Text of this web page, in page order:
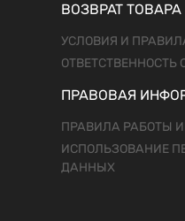
ВОЗВРАТ ТОВАРА
УСЛОВИЯ И
ОТВЕТСТВЕННОСТЬ
ПРАВОВАЯ
ПРАВИЛА РАБОТЫ
ИСПОЛЬЗОВАНИЕ
ДАННЫХ